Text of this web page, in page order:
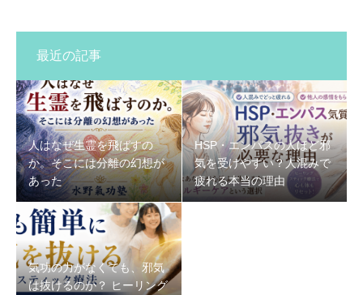
最近の記事
人はなぜ生霊を飛ばすの
か。そこには分離の幻想が
あった
HSP・エンパスの人ほど邪
気を受けやすい？人混みで
疲れる本当の理由
気功の力がなくても、邪気
は抜けるのか？ ヒーリング